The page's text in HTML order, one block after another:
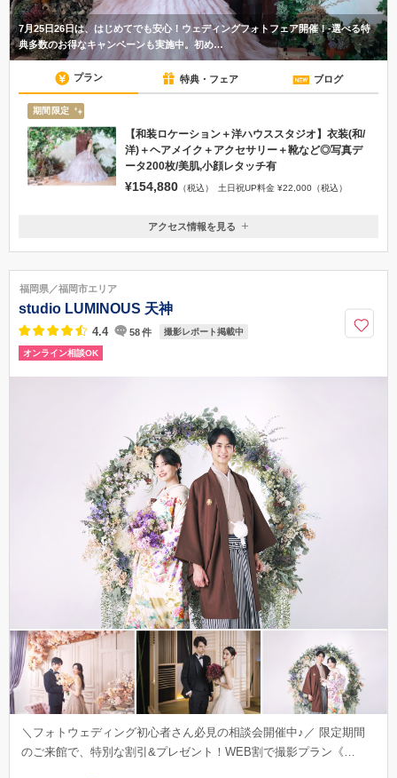
7月25日26日は、はじめてでも安心！ウェディングフォトフェア開催！-選べる特
典多数のお得なキャンペーンも実施中。初め…
プラン 特典・フェア ブログ
期間限定
【和装ロケーション＋洋ハウススタジオ】衣装(和/
洋)＋ヘアメイク＋アクセサリー＋靴など◎写真デ
ータ200枚/美肌,小顔レタッチ有
¥154,880 （税込） 土日祝UP料金 ¥22,000（税込）
福岡県福岡市中央区大名2丁目1番35号モントーレ大名5F
分。旧大名小学校前。店舗の目の前すぐに天麩羅のひらおがあります。
アクセス情報を見る
福岡県／福岡市エリア
studio LUMINOUS 天神
4.4 58件 撮影レポート掲載中
オンライン相談OK
＼フォトウェディング初心者さん必見の相談会開催中♪／ 限定期間
のご来館で、特別な割引&プレゼント！WEB割で撮影プラン《…